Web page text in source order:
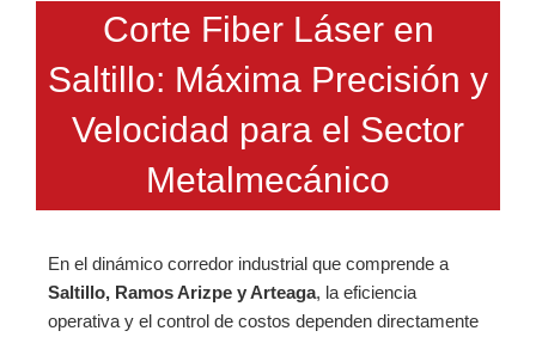
Corte Fiber Láser en
Saltillo: Máxima Precisión y
Velocidad para el Sector
Metalmecánico
En el dinámico corredor industrial que comprende a
Saltillo, Ramos Arizpe y Arteaga, la eficiencia
operativa y el control de costos dependen directamente